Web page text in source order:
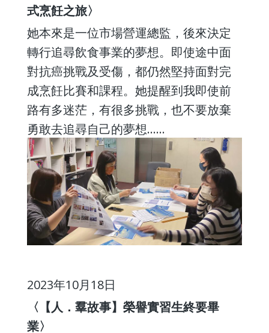
式烹飪之旅〉
她本來是一位市場營運總監，後來決定
轉行追尋飲食事業的夢想。即使途中面
對抗癌挑戰及受傷，都仍然堅持面對完
成烹飪比賽和課程。她提醒到我即使前
路有多迷茫，有很多挑戰，也不要放棄
勇敢去追尋自己的夢想......
2023年10月18日
〈【人．羣故事】榮譽實習生終要畢
業〉